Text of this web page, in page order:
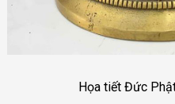
Họa tiết Đức